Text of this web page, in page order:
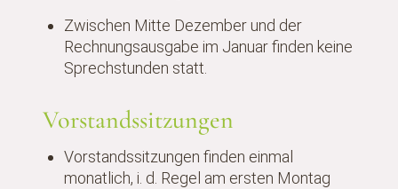
Zwischen Mitte Dezember und der
Rechnungsausgabe im Januar finden keine
Sprechstunden statt.
Vorstandssitzungen
Vorstandssitzungen finden einmal
monatlich, i. d. Regel am ersten Montag